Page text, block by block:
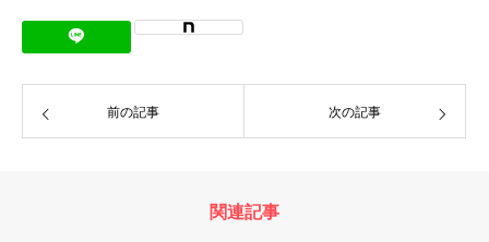
前の記事 次の記事
関連記事